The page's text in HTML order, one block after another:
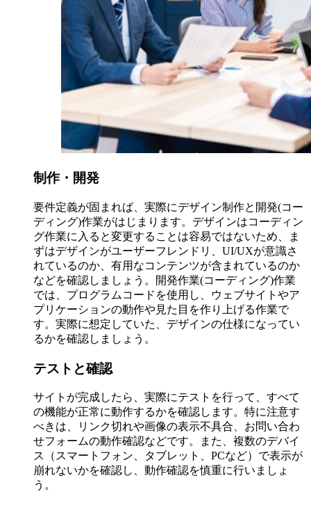
制作・開発
要件定義が固まれば、実際にデザイン制作と開発(コー
ディング)作業がはじまります。デザインはコーディン
グ作業に入ると変更することは容易ではないため、ま
ずはデザインがユーザーフレンドリ、UI/UXが意識さ
れているのか、有用なコンテンツが含まれているのか
などを確認しましょう。開発作業(コーディング)作業
では、プログラムコードを使用し、ウェブサイトやア
プリケーションの動作や見た目を作り上げる作業で
す。実際に想定していた、デザインの仕様になってい
るかを確認しましょう。
テストと確認
サイトが完成したら、実際にテストを行って、すべて
の機能が正常に動作するかを確認します。特に注意す
べきは、リンク切れや画像の表示不具合、お問い合わ
せフォームの動作確認などです。また、複数のデバイ
ス（スマートフォン、タブレット、PCなど）で表示が
崩れないかを確認し、動作確認を慎重に行いましょ
う。